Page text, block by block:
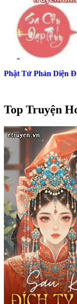
Phật Tử Phản Diện
Top Truyện